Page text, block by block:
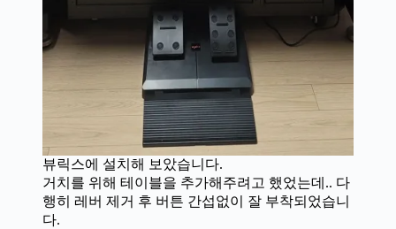
뷰릭스에 설치해 보았습니다.
거치를 위해 테이블을 추가해주려고 했었는데.. 다
행히 레버 제거 후 버튼 간섭없이 잘 부착되었습니
다.